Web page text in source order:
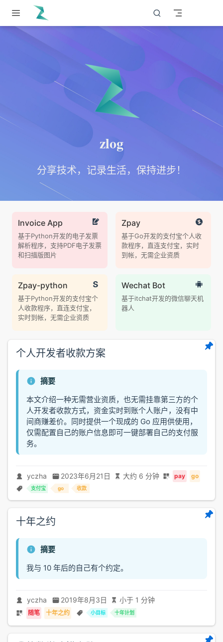
跳至主要內容
zlog
分享技术，记录生活，保持进步！
Invoice App
基于Python开发的电子发票
解析程序，支持PDF电子发票
和扫描版图片
Zpay
基于Go开发的支付宝个人收
款程序，直连支付宝，实时
到帐，无需企业资质
Zpay-python
基于Python开发的支付宝个
人收款程序，直连支付宝，
实时到帐，无需企业资质
Wechat Bot
基于itchat开发的微信聊天机
器人
个人开发者收款方案
摘要
本文介绍一种无需营业资质，也无需挂靠第三方的个
人开发者收款方式，资金实时到账个人账户，没有中
间商赚差价。同时提供一个现成的 Go 应用供使用，
仅需配置自己的账户信息即可一键部署自己的支付服
务。
yczha 2023年6月21日 大约 6 分钟 pay go
支付宝 go 收款
十年之约
摘要
我与 10 年后的自己有个约定。
yczha 2019年8月3日 小于 1 分钟
随笔 十年之约 小目标 十年计划